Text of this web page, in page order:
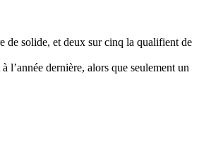
de solide, et deux sur cinq la qualifient de
l’année dernière, alors que seulement un